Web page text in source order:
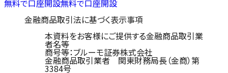
無料で口座開設無料で口座開設
金融商品取引法に基づく表示事項
本資料をお客様にご提供する金融商品取引業
者名等
商号等：ブルーモ証券株式会社
金融商品取引業者 関東財務局長（金商）第
3384号